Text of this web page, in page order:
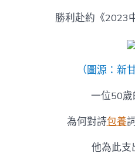
勝利赴約《2023
（圖源：新
一位50
為何對詩包養
他為此支